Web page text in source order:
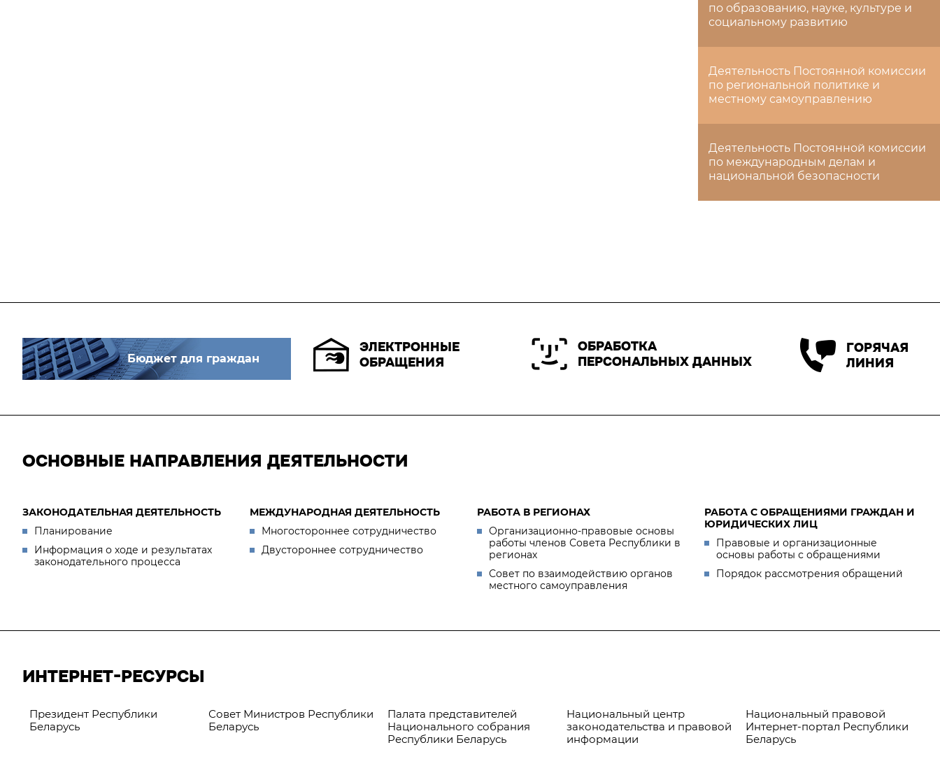
по образованию, науке, культуре и
социальному развитию
Деятельность Постоянной комиссии
по региональной политике и
местному самоуправлению
Деятельность Постоянной комиссии
по международным делам и
национальной безопасности
Бюджет для граждан
ЭЛЕКТРОННЫЕ
ОБРАЩЕНИЯ
ОБРАБОТКА
ПЕРСОНАЛЬНЫХ ДАННЫХ
ГОРЯЧАЯ
ЛИНИЯ
ОСНОВНЫЕ НАПРАВЛЕНИЯ ДЕЯТЕЛЬНОСТИ
ЗАКОНОДАТЕЛЬНАЯ ДЕЯТЕЛЬНОСТЬ
Планирование
Информация о ходе и результатах
законодательного процесса
МЕЖДУНАРОДНАЯ ДЕЯТЕЛЬНОСТЬ
Многостороннее сотрудничество
Двустороннее сотрудничество
РАБОТА В РЕГИОНАХ
Организационно-правовые основы
работы членов Совета Республики в
регионах
Совет по взаимодействию органов
местного самоуправления
РАБОТА С ОБРАЩЕНИЯМИ ГРАЖДАН И
ЮРИДИЧЕСКИХ ЛИЦ
Правовые и организационные
основы работы с обращениями
Порядок рассмотрения обращений
ИНТЕРНЕТ-РЕСУРСЫ
Президент Республики
Беларусь
Совет Министров Республики
Беларусь
Палата представителей
Национального собрания
Республики Беларусь
Национальный центр
законодательства и правовой
информации
Национальный правовой
Интернет-портал Республики
Беларусь